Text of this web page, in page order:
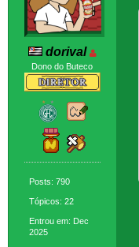
dorival
Dono do Buteco
Posts: 790
Tópicos: 22
Entrou em: Dec
2025